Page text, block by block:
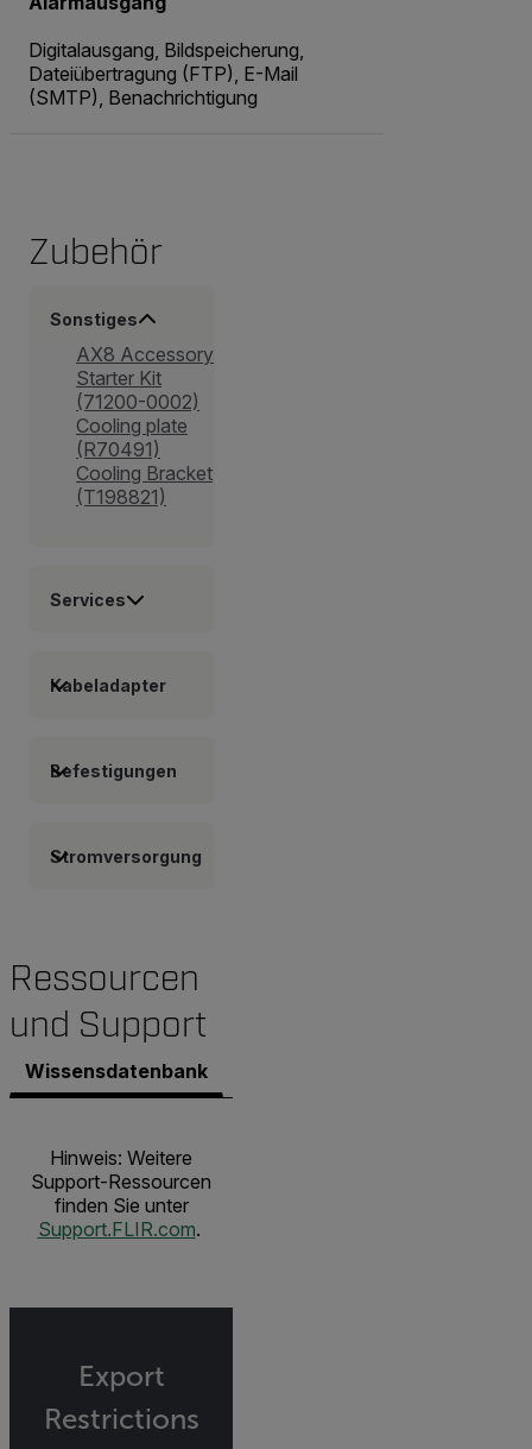
Digitalausgang, Bildspeicherung,
Dateiübertragung (FTP), E-Mail
(SMTP), Benachrichtigung
Zubehör
Sonstiges
AX8 Accessory
Starter Kit
(71200-0002)
Cooling plate
(R70491)
Cooling Bracket
(T198821)
Services
Kabeladapter
Befestigungen
Stromversorgung
Ressourcen
und Support
Wissensdatenbank
Hinweis: Weitere
Support-Ressourcen
finden Sie unter
Support.FLIR.com.
Export
Restrictions